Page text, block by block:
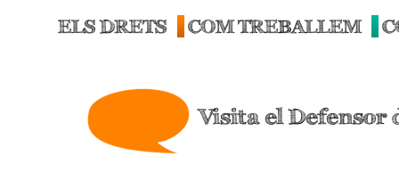
ELS DRETS COM TREBALLEM
Visita el Defensor